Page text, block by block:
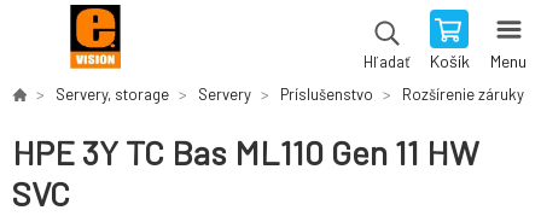
Hľadať Košík Menu
Servery, storage Servery Príslušenstvo Rozšírenie záruky
HPE 3Y TC Bas ML110 Gen 11 HW
SVC